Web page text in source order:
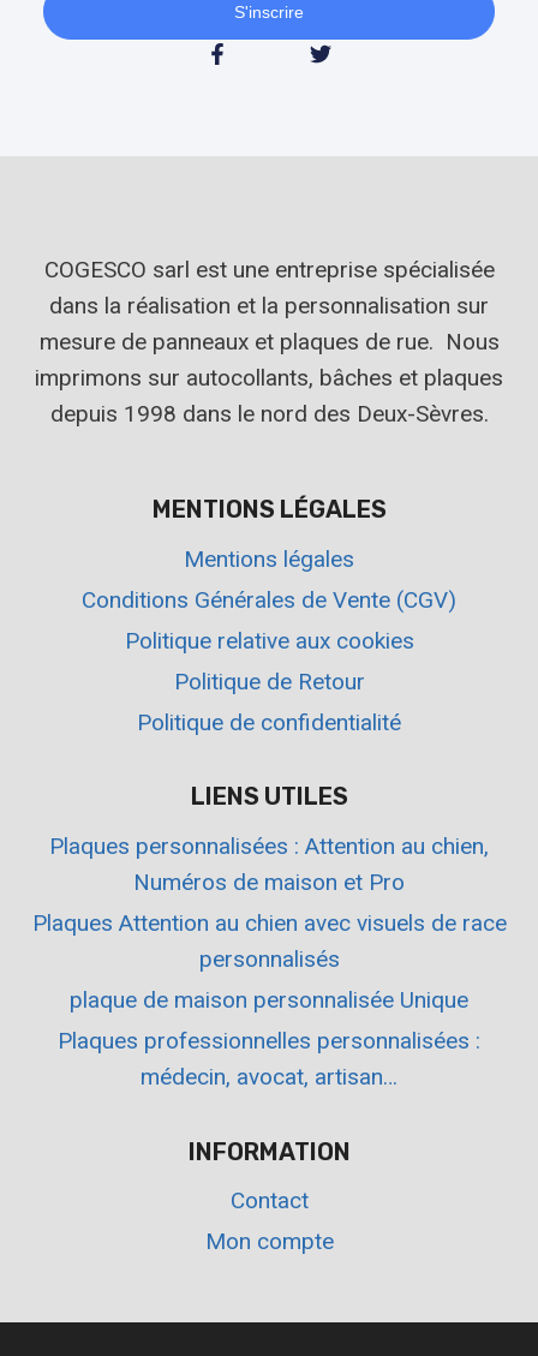
S'inscrire
COGESCO sarl est une entreprise spécialisée
dans la réalisation et la personnalisation sur
mesure de panneaux et plaques de rue. Nous
imprimons sur autocollants, bâches et plaques
depuis 1998 dans le nord des Deux-Sèvres.
MENTIONS LÉGALES
Mentions légales
Conditions Générales de Vente (CGV)
Politique relative aux cookies
Politique de Retour
Politique de confidentialité
LIENS UTILES
Plaques personnalisées : Attention au chien,
Numéros de maison et Pro
Plaques Attention au chien avec visuels de race
personnalisés
plaque de maison personnalisée Unique
Plaques professionnelles personnalisées :
médecin, avocat, artisan…
INFORMATION
Contact
Mon compte